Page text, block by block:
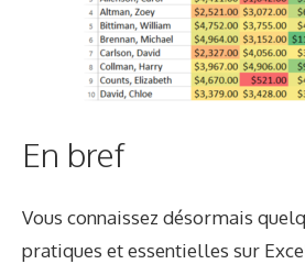
En bref
Vous connaissez désormais
pratiques et essentielles sur